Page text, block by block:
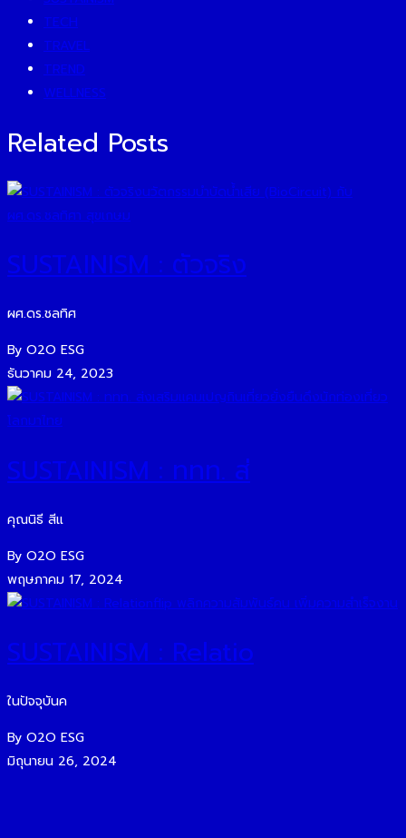
TECH
TRAVEL
TREND
WELLNESS
Related Posts
SUSTAINISM : ตัวจริง
ผศ.ดร.ชลทิศ
By O2O ESG
ธันวาคม 24, 2023
SUSTAINISM : ททท. ส่
คุณนิธี สีแ
By O2O ESG
พฤษภาคม 17, 2024
SUSTAINISM : Relatio
ในปัจจุบันค
By O2O ESG
มิถุนายน 26, 2024